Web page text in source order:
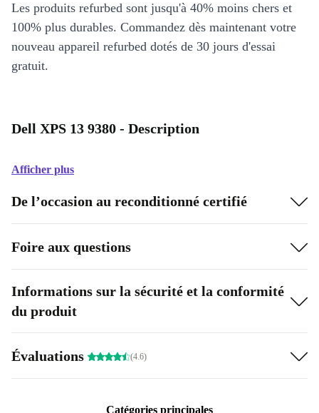
Les produits refurbed sont jusqu'à 40% moins chers et
100% plus durables. Commandez dès maintenant votre
nouveau appareil refurbed dotés de 30 jours d'essai
gratuit.
Dell XPS 13 9380 - Description
Afficher plus
De l’occasion au reconditionné certifié
Foire aux questions
Informations sur la sécurité et la conformité
du produit
Évaluations (4.6)
Catégories principales